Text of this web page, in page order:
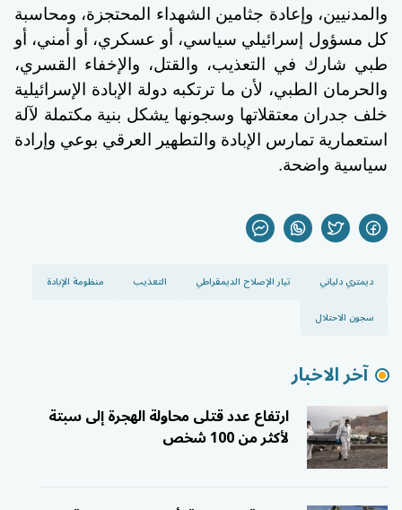
والمدنيين، وإعادة جثامين الشهداء المحتجزة، ومحاسبة
كل مسؤول إسرائيلي سياسي، أو عسكري، أو أمني، أو
طبي شارك في التعذيب، والقتل، والإخفاء القسري،
والحرمان الطبي، لأن ما ترتكبه دولة الإبادة الإسرائيلية
خلف جدران معتقلاتها وسجونها يشكل بنية مكتملة لآلة
استعمارية تمارس الإبادة والتطهير العرقي بوعي وإرادة
سياسية واضحة.
ديمتري دلياني تيار الإصلاح الديمقراطي التعذيب
منظومة الإبادة
سجون الاحتلال
آخر الاخبار
ارتفاع عدد قتلى محاولة الهجرة إلى سبتة
لأكثر من 100 شخص